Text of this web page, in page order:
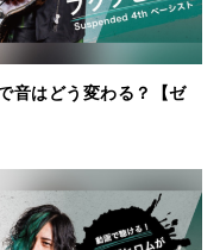
はどう変わる？【ゼ